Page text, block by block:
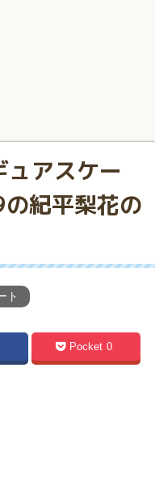
ュアスケー
紀平梨花の
ト
Pocket 0